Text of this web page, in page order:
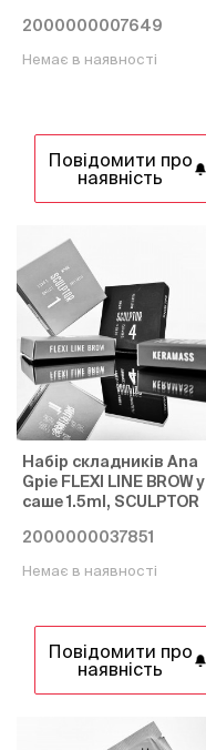
2000000007649
Немає в наявності
Повідомити про
наявність
Набір складників Ana
Gpie FLEXI LINE BROW у
саше 1.5ml, SCULPTOR
2000000037851
Немає в наявності
Повідомити про
наявність